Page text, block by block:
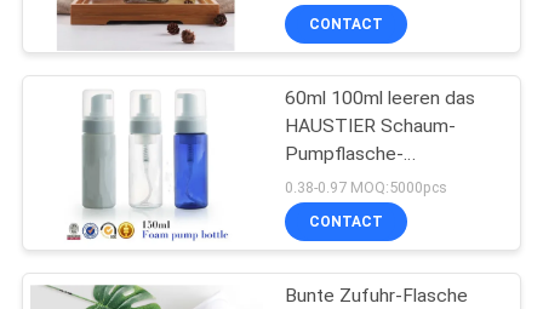
Schaum-
Pumpflasche
12
Hautpflege
CONTACT
60ml 100ml leeren das
HAUSTIER Schaum-
Pumpflasche-
kosmetische
Plastikhandseifen-heiße
Stempeln
0.38-0.97 MOQ:5000pcs
CONTACT
Bunte Zufuhr-Flasche